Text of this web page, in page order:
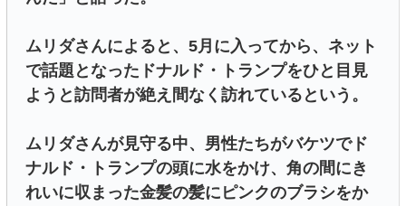
ムリダさんによると、5月に入ってから、ネット
で話題となったドナルド・トランプをひと目見
ようと訪問者が絶え間なく訪れているという。
ムリダさんが見守る中、男性たちがバケツでド
ナルド・トランプの頭に水をかけ、角の間にき
れいに収まった金髪の髪にピンクのブラシをか